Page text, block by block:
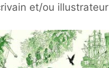
et/ou illustrateur